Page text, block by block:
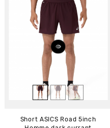
Short ASICS Road 5inch